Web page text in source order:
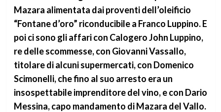
Mazara alimentata dai proventi dell’oleificio
“Fontane d’oro” riconducibile a Franco Luppino. E
poi ci sono gli affari con Calogero John Luppino,
re delle scommesse, con Giovanni Vassallo,
titolare di alcuni supermercati, con Domenico
Scimonelli, che fino al suo arresto era un
insospettabile imprenditore del vino, e con Dario
Messina, capo mandamento di Mazara del Vallo.